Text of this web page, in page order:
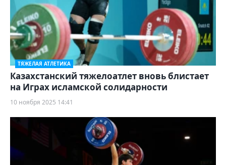
ТЯЖЕЛАЯ АТЛЕТИКА
Казахстанский тяжелоатлет вновь блистает
на Играх исламской солидарности
10 ноября 2025 14:41